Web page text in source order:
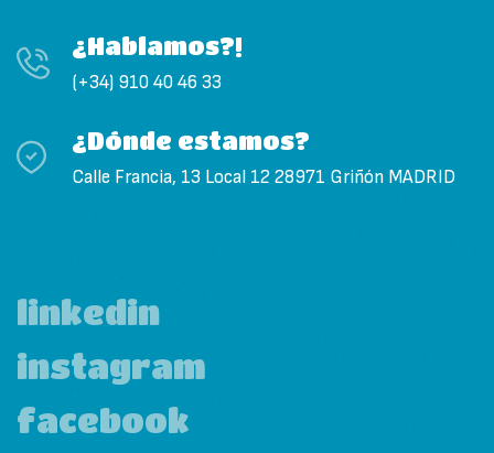
¿Hablamos?!
(+34) 910 40 46 33
¿Dónde estamos?
Calle Francia, 13 Local 12 28971 Griñón MADRID
linkedin
instagram
facebook